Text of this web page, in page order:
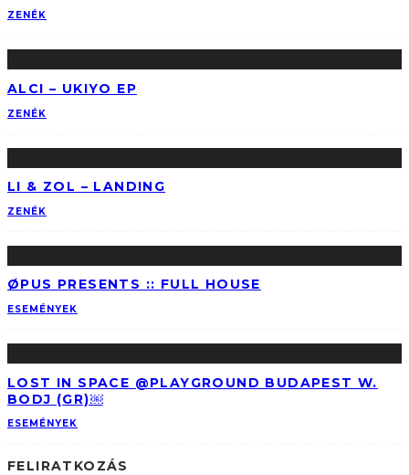
ZENÉK
ALCI – UKIYO EP
ZENÉK
LI & ZOL – LANDING
ZENÉK
ØPUS PRESENTS :: FULL HOUSE
ESEMÉNYEK
LOST IN SPACE @PLAYGROUND BUDAPEST W.
BODJ (GR)￼
ESEMÉNYEK
FELIRATKOZÁS